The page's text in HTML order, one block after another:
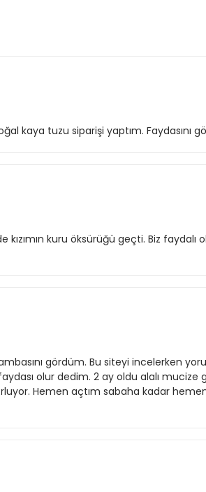
kaya tuzu siparişi yaptım. Faydasını
kuru öksürüğü geçti. Biz faydalı
gördüm. Bu siteyi incelerken
olur dedim. 2 ay oldu alalı mucize
Hemen açtım sabaha kadar